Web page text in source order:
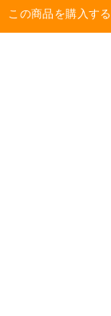
この商品を購入する